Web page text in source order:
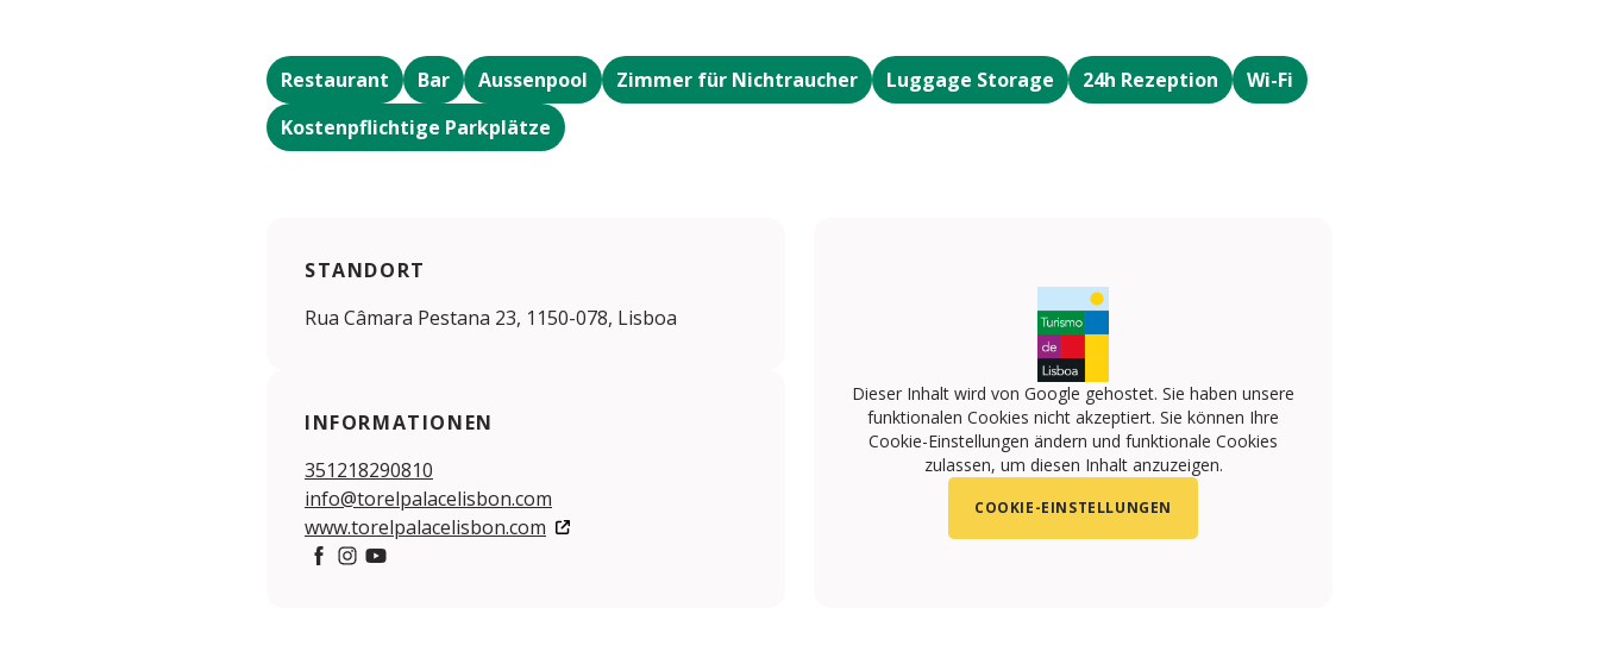
Restaurant Bar Aussenpool Zimmer für Nichtraucher Luggage Storage 24h Rezeption
Wi-Fi
Kostenpflichtige Parkplätze
STANDORT
Rua Câmara Pestana 23, 1150-078, Lisboa
INFORMATIONEN
351218290810
info@torelpalacelisbon.com
www.torelpalacelisbon.com
Dieser Inhalt wird von Google gehostet. Sie haben unsere
funktionalen Cookies nicht akzeptiert. Sie können Ihre
Cookie-Einstellungen ändern und funktionale Cookies
zulassen, um diesen Inhalt anzuzeigen.
COOKIE-EINSTELLUNGEN